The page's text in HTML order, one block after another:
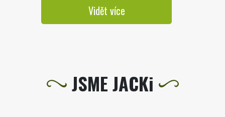
Vidět více
JSME JACKi